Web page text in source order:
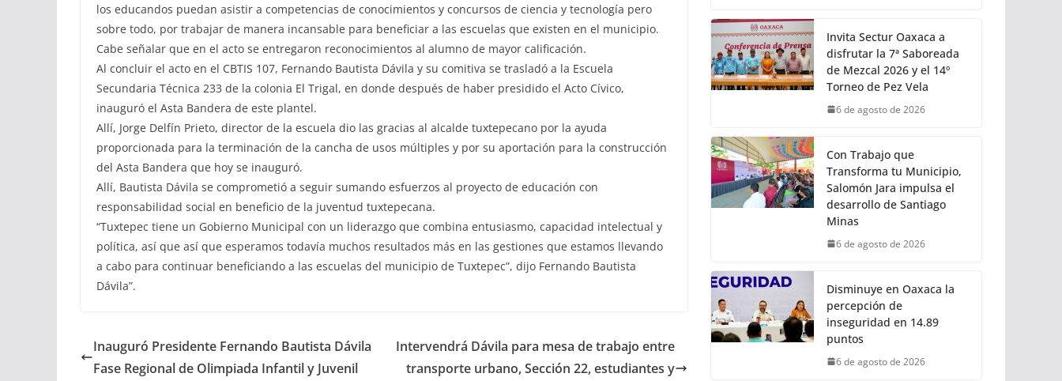
los educandos puedan asistir a competencias de conocimientos y concursos de ciencia y tecnología pero
sobre todo, por trabajar de manera incansable para beneficiar a las escuelas que existen en el municipio.
Cabe señalar que en el acto se entregaron reconocimientos al alumno de mayor calificación.
Al concluir el acto en el CBTIS 107, Fernando Bautista Dávila y su comitiva se trasladó a la Escuela
Secundaria Técnica 233 de la colonia El Trigal, en donde después de haber presidido el Acto Cívico,
inauguró el Asta Bandera de este plantel.
Allí, Jorge Delfín Prieto, director de la escuela dio las gracias al alcalde tuxtepecano por la ayuda
proporcionada para la terminación de la cancha de usos múltiples y por su aportación para la construcción
del Asta Bandera que hoy se inauguró.
Allí, Bautista Dávila se comprometió a seguir sumando esfuerzos al proyecto de educación con
responsabilidad social en beneficio de la juventud tuxtepecana.
“Tuxtepec tiene un Gobierno Municipal con un liderazgo que combina entusiasmo, capacidad intelectual y
política, así que así que esperamos todavía muchos resultados más en las gestiones que estamos llevando
a cabo para continuar beneficiando a las escuelas del municipio de Tuxtepec”, dijo Fernando Bautista
Dávila”.
Inauguró Presidente Fernando Bautista Dávila
Fase Regional de Olimpiada Infantil y Juvenil
Intervendrá Dávila para mesa de trabajo entre
transporte urbano, Sección 22, estudiantes y
Invita Sectur Oaxaca a
disfrutar la 7ª Saboreada
de Mezcal 2026 y el 14º
Torneo de Pez Vela
6 de agosto de 2026
Con Trabajo que
Transforma tu Municipio,
Salomón Jara impulsa el
desarrollo de Santiago
Minas
6 de agosto de 2026
Disminuye en Oaxaca la
percepción de
inseguridad en 14.89
puntos
6 de agosto de 2026